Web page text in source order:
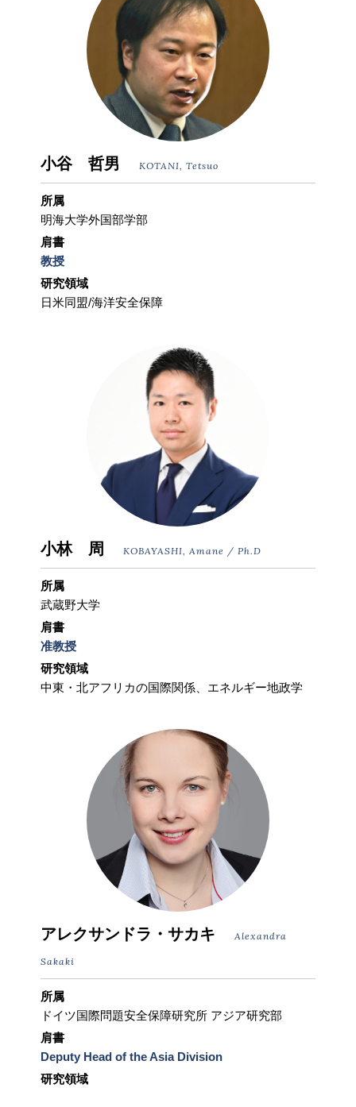
小谷 哲男 KOTANI, Tetsuo
所属
明海大学外国部学部
肩書
教授
研究領域
日米同盟/海洋安全保障
小林 周 KOBAYASHI, Amane / Ph.D
所属
武蔵野大学
肩書
准教授
研究領域
中東・北アフリカの国際関係、エネルギー地政学
アレクサンドラ・サカキ Alexandra
Sakaki
所属
ドイツ国際問題安全保障研究所 アジア研究部
肩書
Deputy Head of the Asia Division
研究領域